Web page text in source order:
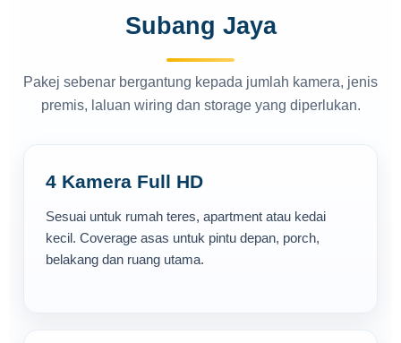
Subang Jaya
Pakej sebenar bergantung kepada jumlah kamera, jenis
premis, laluan wiring dan storage yang diperlukan.
4 Kamera Full HD
Sesuai untuk rumah teres, apartment atau kedai
kecil. Coverage asas untuk pintu depan, porch,
belakang dan ruang utama.